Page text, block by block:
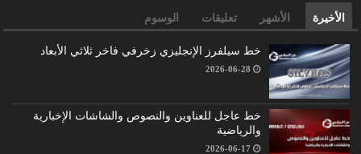
الأخيرة الأشهر تعليقات الوسوم
خط سيلفرز الإنجليزي زخرفي فاخر ثلاثي الأبعاد
2026-06-28
خط عاجل للعناوين والنصوص والشاشات الإخبارية
والرياضية
2026-06-17